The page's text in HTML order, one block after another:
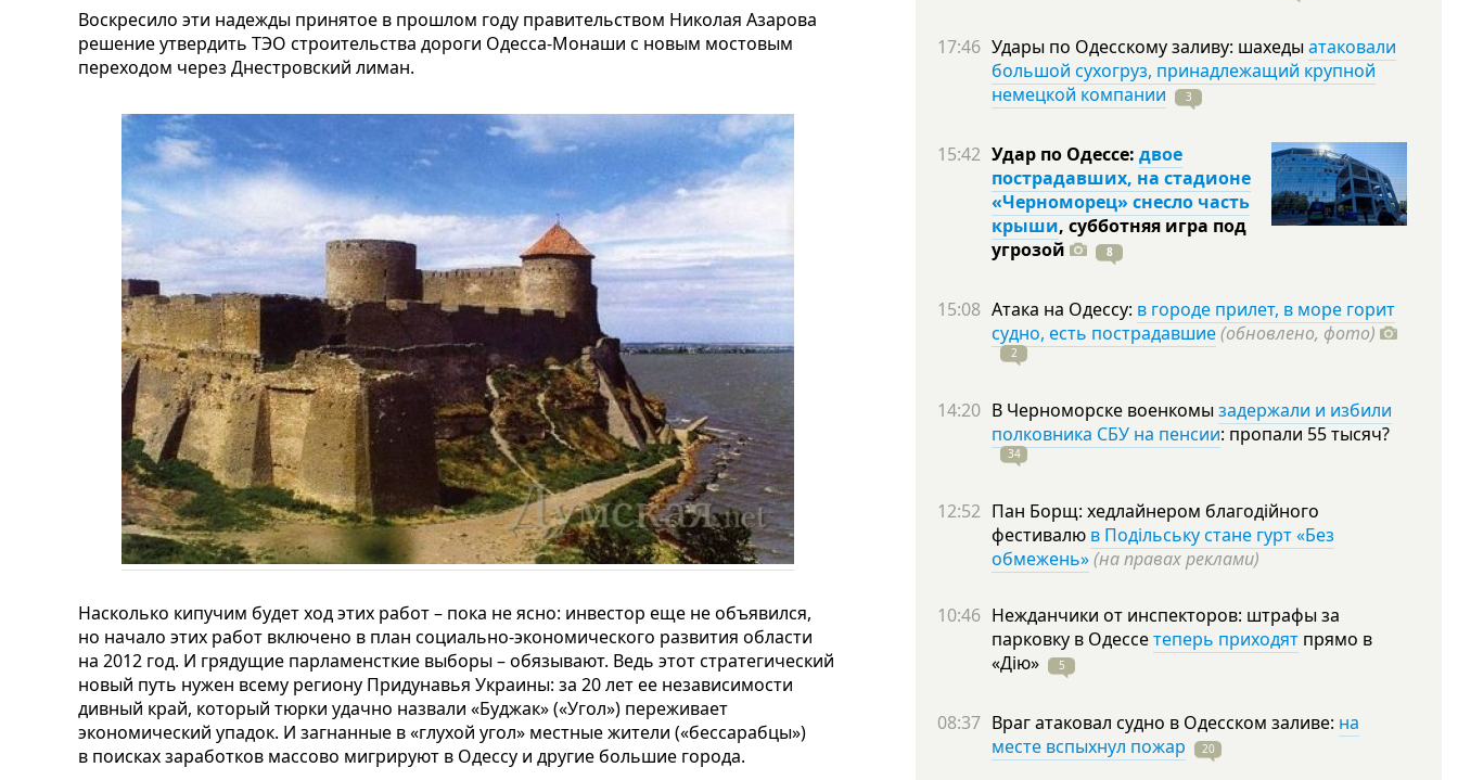
Воскресило эти надежды принятое в прошлом году правительством Николая Азарова
решение утвердить ТЭО строительства дороги Одесса-Монаши с новым мостовым
переходом через Днестровский лиман.
Насколько кипучим будет ход этих работ – пока не ясно: инвестор еще не объявился,
но начало этих работ включено в план социально-экономического развития области
на 2012 год. И грядущие парламенсткие выборы – обязывают. Ведь этот стратегический
новый путь нужен всему региону Придунавья Украины: за 20 лет ее независимости
дивный край, который тюрки удачно назвали «Буджак» («Угол») переживает
экономический упадок. И загнанные в «глухой угол» местные жители («бессарабцы»)
в поисках заработков массово мигрируют в Одессу и другие большие города.
17:46 Удары по Одесскому заливу: шахеды атаковали
большой сухогруз, принадлежащий крупной
немецкой компании
3
15:42 Удар по Одессе: двое
пострадавших, на стадионе
«Черноморец» снесло часть
крыши, субботняя игра под
угрозой
8
15:08 Атака на Одессу: в городе прилет, в море горит
судно, есть пострадавшие(обновлено, фото)
2
14:20 В Черноморске военкомы задержали и избили
полковника СБУ на пенсии: пропали 55тысяч?
34
12:52 Пан Борщ: хедлайнером благодійного
фестивалю в Подільську стане гурт «Без
обмежень»(на правах реклами)
10:46 Нежданчики от инспекторов: штрафы за
парковку в Одессетеперь приходят прямо в
«Дію»
5
08:37 Враг атаковал судно в Одесском заливе: на
месте вспыхнул пожар
20